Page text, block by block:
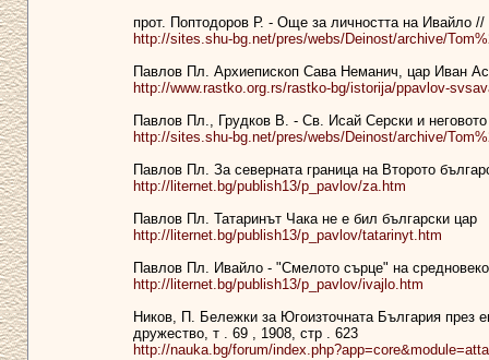
прот. Поптодоров Р. - Още за личността на Ивайло
http://sites.shu-bg.net/pres/webs/Deinost/archive/
Павлов Пл. Aрхиепископ Сава Неманич, цар Иван
http://www.rastko.org.rs/rastko-bg/istorija/ppavlov-
Павлов Пл., Грудков В. - Св. Исай Серски и
http://sites.shu-bg.net/pres/webs/Deinost/archive/
Павлов Пл. За северната граница на Второто
http://liternet.bg/publish13/p_pavlov/za.htm
Павлов Пл. Татаринът Чака не е бил български цар
http://liternet.bg/publish13/p_pavlov/tatarinyt.htm
Павлов Пл. Ивайло - "Смелото сърце" на
http://liternet.bg/publish13/p_pavlov/ivajlo.htm
Ников, П. Бележки за Югоизточната България през
дружество, т . 69 , 1908, стр . 623
http://nauka.bg/forum/